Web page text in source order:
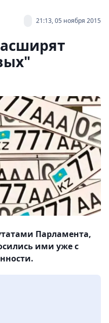
21:13, 05 ноября 2015
Парламента,
ими уже с